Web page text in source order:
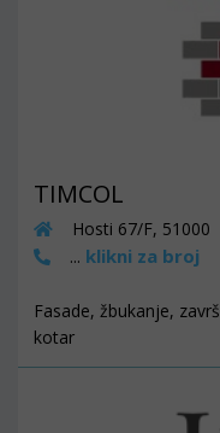
TIMCOL
Hosti 67/F,
... klikni za broj
Fasade, žbukanje,
kotar